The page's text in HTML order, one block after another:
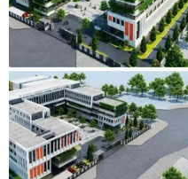
Ấn Độ thực hiện
tiên cho UAE bằng
15/08/2023 01:51
Ngày 14/8 lần đầu tiên,
thái đột phá thông qua
đồng rupee của Ấn Độ và